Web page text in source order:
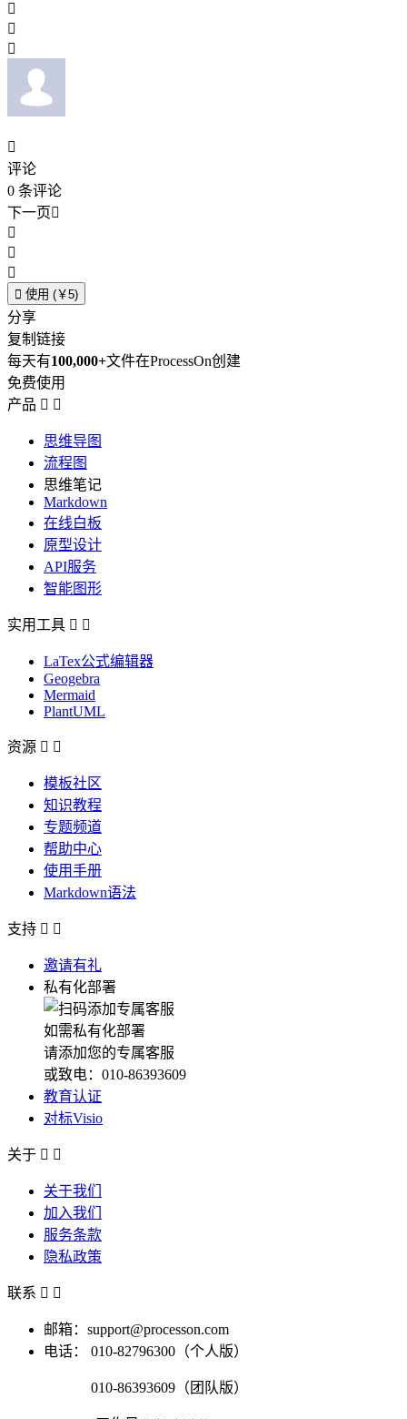




评论
0 条评论
下一页



 使用 (￥5)
分享
复制链接
每天有100,000+文件在ProcessOn创建
免费使用
产品  
思维导图
流程图
思维笔记
Markdown
在线白板
原型设计
API服务
智能图形
实用工具  
LaTex公式编辑器
Geogebra
Mermaid
PlantUML
资源  
模板社区
知识教程
专题频道
帮助中心
使用手册
Markdown语法
支持  
邀请有礼
私有化部署
如需私有化部署
请添加您的专属客服
或致电：010-86393609
教育认证
对标Visio
关于  
关于我们
加入我们
服务条款
隐私政策
联系  
邮箱：support@processon.com
电话：
010-82796300（个人版）
010-86393609（团队版）